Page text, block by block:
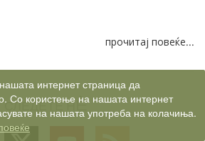
прочитај повеќе...
СЛЕДЕТЕ НÈ
Follow
интернет страница да
Со користење на нашата интернет
на нашата употреба на колачиња.